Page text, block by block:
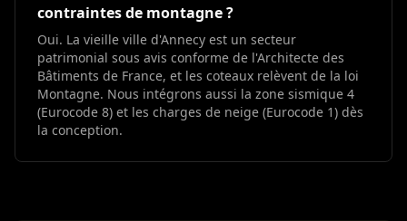
contraintes de montagne ?
Oui. La vieille ville d'Annecy est un secteur
patrimonial sous avis conforme de l'Architecte des
Bâtiments de France, et les coteaux relèvent de la loi
Montagne. Nous intégrons aussi la zone sismique 4
(Eurocode 8) et les charges de neige (Eurocode 1) dès
la conception.